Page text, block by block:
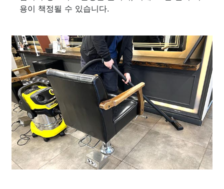
용이 책정될 수 있습니다.